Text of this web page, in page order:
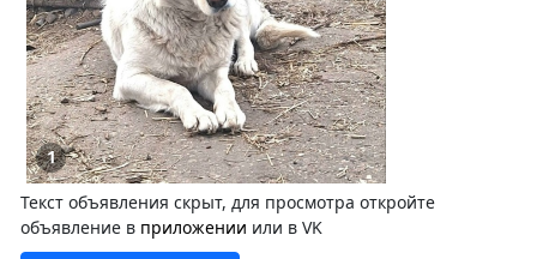
1
Текст объявления скрыт, для просмотра откройте
объявление в приложении или в VK